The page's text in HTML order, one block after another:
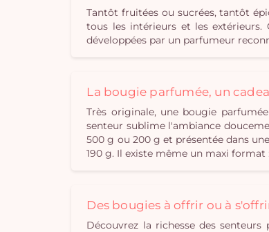
Tantôt fruitées ou sucrées, tantôt
tous les intérieurs et les
développées par un parfumeur
La bougie parfumée, un
Très originale, une bougie
senteur sublime l'ambiance
500 g ou 200 g et présentée dans
190 g. Il existe même un maxi format
Des bougies à offrir ou à
Découvrez la richesse des